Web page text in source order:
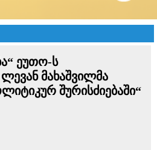
ეუთო-ს
მახაშვილმა
შურისძიებაში“